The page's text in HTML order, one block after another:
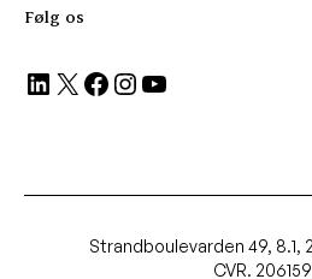
Følg os
LinkedIn
X Facebook
Instagram
YouTube
Strandboulevarden 49, 8.1,
CVR.